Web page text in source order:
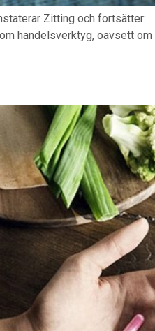
Zitting och fortsätter:
handelsverktyg, oavsett